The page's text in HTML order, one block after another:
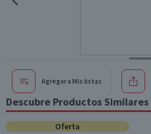
Agregar a Mis listas
Descubre Productos Similares
Oferta